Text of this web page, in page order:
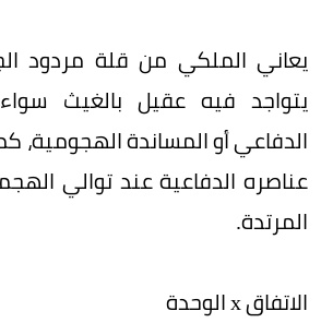
يعاني الملكي من قلة مردود
يتواجد فيه عقيل بالغيث
الدفاعي أو المساندة الهجومية،
عناصره الدفاعية عند توالي
المرتدة.
الاتفاق x الوحدة